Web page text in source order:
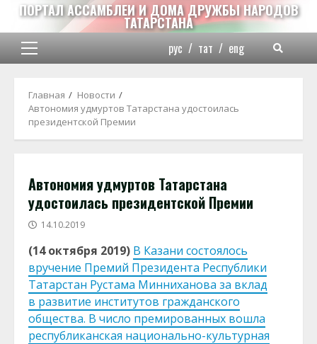
Перейти
содержимому
ПОРТАЛ АССАМБЛЕИ И ДОМА ДРУЖБЫ НАРОДОВ
ТАТАРСТАНА
Основное
рус / тат / eng
Главная
Новости
Автономия удмуртов Татарстана удостоилась
президентской Премии
Автономия удмуртов Татарстана
удостоилась президентской Премии
14.10.2019
(14 октября 2019) В Казани состоялось
вручение Премий Президента Республики
Татарстан Рустама Минниханова за вклад
в развитие институтов гражданского
общества. В число премированных вошла
республиканская национально-культурная